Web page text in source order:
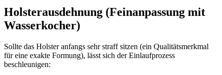
Holsterausdehnung (Feinanpassung mit
Wasserkocher)
Sollte das Holster anfangs sehr straff sitzen (ein Qualitätsmerkmal
für eine exakte Formung), lässt sich der Einlaufprozess
beschleunigen: